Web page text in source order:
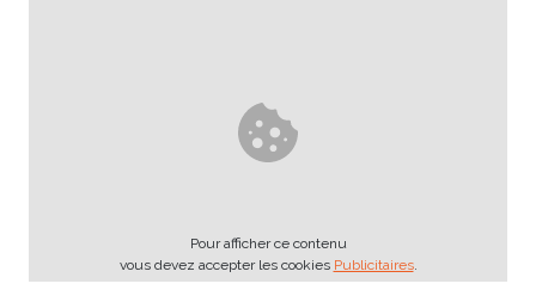
Pour afficher ce contenu
vous devez accepter les cookies Publicitaires.